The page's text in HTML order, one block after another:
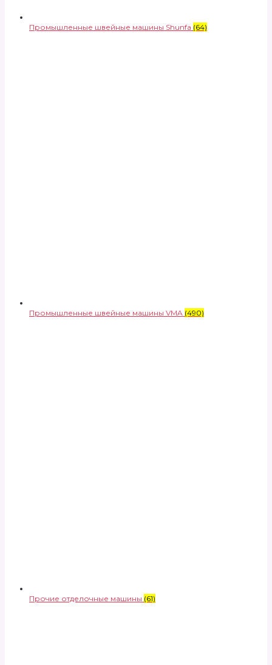
Промышленные швейные машины Shunfa (64)
Промышленные швейные машины VMA (490)
Прочие отделочные машины (61)